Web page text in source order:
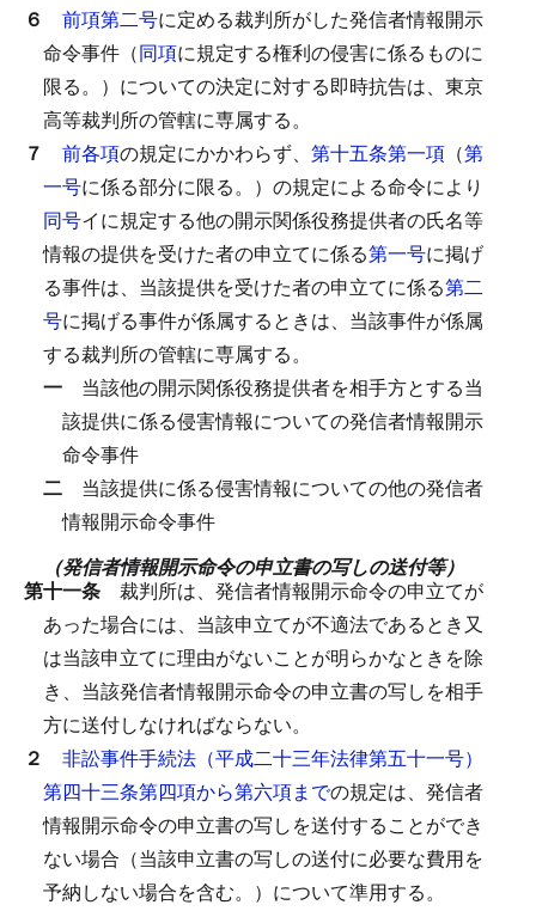
６ 前項第二号に定める裁判所がした発信者情報開示
命令事件（同項に規定する権利の侵害に係るものに
限る。）についての決定に対する即時抗告は、東京
高等裁判所の管轄に専属する。
７ 前各項の規定にかかわらず、 第十五条第一項 （第
一号に係る部分に限る。）の規定による命令により
同号イに規定する他の開示関係役務提供者の氏名等
情報の提供を受けた者の申立てに係る第一号に掲げ
る事件は、当該提供を受けた者の申立てに係る第二
号に掲げる事件が係属するときは、当該事件が係属
する裁判所の管轄に専属する。
一 当該他の開示関係役務提供者を相手方とする当
該提供に係る侵害情報についての発信者情報開示
命令事件
二 当該提供に係る侵害情報についての他の発信者
情報開示命令事件
（発信者情報開示命令の申立書の写しの送付等）
第十一条 裁判所は、発信者情報開示命令の申立てが
あった場合には、当該申立てが不適法であるとき又
は当該申立てに理由がないことが明らかなときを除
き、当該発信者情報開示命令の申立書の写しを相手
方に送付しなければならない。
２ 非訟事件手続法（平成二十三年法律第五十一号）
第四十三条第四項から第六項までの規定は、発信者
情報開示命令の申立書の写しを送付することができ
ない場合（当該申立書の写しの送付に必要な費用を
予納しない場合を含む。）について準用する。